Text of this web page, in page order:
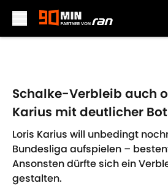
Schalke-Verbleib auch
Karius mit deutlicher
Loris Karius will unbedingt
Bundesliga aufspielen –
Ansonsten dürfte sich ein
gestalten.